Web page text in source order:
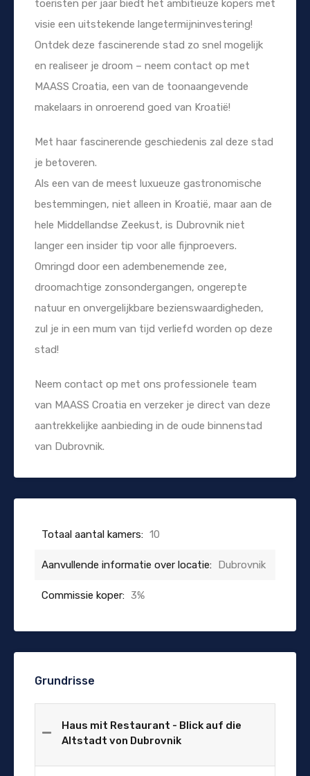
toeristen per jaar biedt het ambitieuze kopers met
visie een uitstekende langetermijninvestering!
Ontdek deze fascinerende stad zo snel mogelijk
en realiseer je droom – neem contact op met
MAASS Croatia, een van de toonaangevende
makelaars in onroerend goed van Kroatië!
Met haar fascinerende geschiedenis zal deze stad
je betoveren.
Als een van de meest luxueuze gastronomische
bestemmingen, niet alleen in Kroatië, maar aan de
hele Middellandse Zeekust, is Dubrovnik niet
langer een insider tip voor alle fijnproevers.
Omringd door een adembenemende zee,
droomachtige zonsondergangen, ongerepte
natuur en onvergelijkbare bezienswaardigheden,
zul je in een mum van tijd verliefd worden op deze
stad!
Neem contact op met ons professionele team
van MAASS Croatia en verzeker je direct van deze
aantrekkelijke aanbieding in de oude binnenstad
van Dubrovnik.
Totaal aantal kamers: 10
Aanvullende informatie over locatie: Dubrovnik
Commissie koper: 3%
Grundrisse
Haus mit Restaurant - Blick auf die
Altstadt von Dubrovnik